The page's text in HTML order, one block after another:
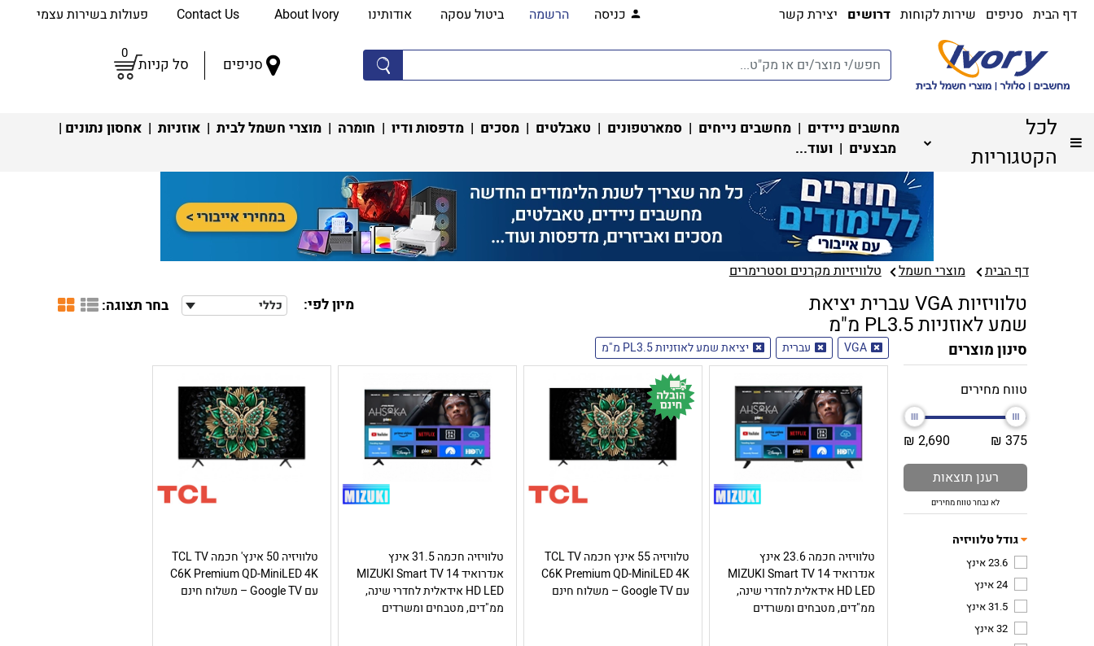
דף הבית סניפים שירות לקוחות דרושים יצירת קשר כניסה הרשמה ביטול עסקה אודותינו About Ivory פעולות בשירות עצמי
סניפים סל קניות
0
לכל
הקטגוריות
מחשבים ניידים | מחשבים נייחים | סמארטפונים | טאבלטים | מסכים | מדפסות ודיו | חומרה | מוצרי חשמל לבית | אוזניות | אחסון נתונים |
מבצעים | ועוד...
דף הבית מוצרי חשמל טלוויזיות מקרנים וסטרימרים‏
טלוויזיות VGA עברית יציאת
שמע לאוזניות PL3.5 מ"מ
מיון לפי: כללי בחר תצוגה:
סינון מוצרים
טווח מחירים
375 ₪
2,690 ₪
רענן תוצאות
לא נבחר טווח מחירים
גודל טלוויזיה
23.6 אינץ
24 אינץ
31.5 אינץ
32 אינץ
VGA עברית יציאת שמע לאוזניות PL3.5 מ"מ
טלוויזיה חכמה 23.6 אינץ
אנדרואיד 14 MIZUKI Smart TV
HD LED אידאלית לחדרי שינה,
ממ"דים, מטבחים ומשרדים
טלוויזיה 55 אינץ חכמה TCL TV
C6K Premium QD-MiniLED 4K
עם Google TV – משלוח חינם
טלוויזיה חכמה 31.5 אינץ
אנדרואיד 14 MIZUKI Smart TV
HD LED אידאלית לחדרי שינה,
ממ"דים, מטבחים ומשרדים
טלוויזיה 50 אינץ' חכמה TCL TV
C6K Premium QD-MiniLED 4K
עם Google TV – משלוח חינם